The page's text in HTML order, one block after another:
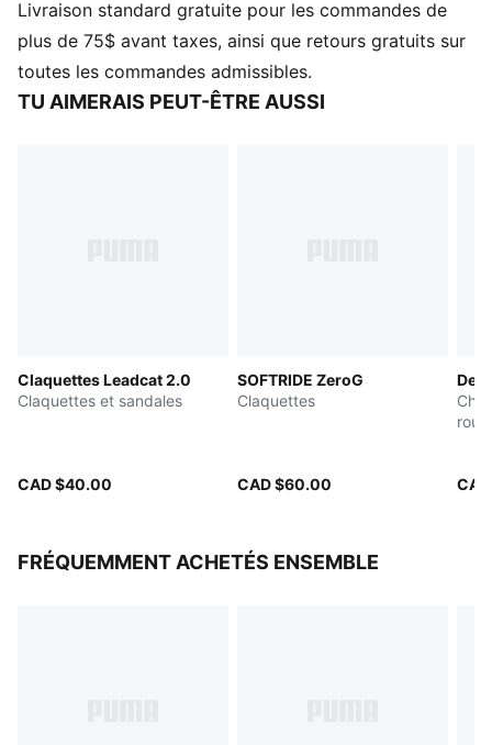
DÉTAILS
Sangle rembourrée
Assise plantaire en IMEVA moulée
Semelle extérieure IMEVA moulée pour l'adhérence
Livraison standard gratuite pour les commandes de
plus de 75$ avant taxes, ainsi que retours gratuits sur
toutes les commandes admissibles.
TU AIMERAIS PEUT-ÊTRE AUSSI
Claquettes Leadcat 2.0
Claquettes et sandales
CAD $40.00
SOFTRIDE ZeroG
Claquettes
CAD $60.00
FRÉQUEMMENT ACHETÉS ENSEMBLE